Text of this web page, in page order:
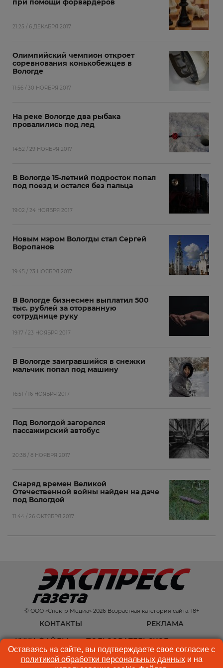
при помощи форвардеров
21:25 / 6 ДЕКАБРЯ 2017
Олимпийский чемпион откроет
соревнования конькобежцев в
Вологде
11:56 / 30 НОЯБРЯ 2017
На реке Вологде два рыбака
провалились под лед‍
14:52 / 29 НОЯБРЯ 2017
В Вологде 15-летний подросток попал
под поезд и остался без пальца
19:02 / 24 НОЯБРЯ 2017
Новым мэром Вологды‍ стал Сергей
Воропанов
19:45 / 23 НОЯБРЯ 2017
В Вологде бизнесмен выплатил 500
тыс. рублей за оторванную
сотруднице руку
19:17 / 23 НОЯБРЯ 2017
В Вологде заигравшийся в снежки
мальчик попал под машину
16:51 / 16 НОЯБРЯ 2017
Под Вологдой загорелся
пассажирский автобус
20:38 / 8 НОЯБРЯ 2017
Снаряд времен Великой
Отечественной войны найден на даче
под Вологдой
11:44 / 26 ОКТЯБРЯ 2017
© ООО «Спектр Медиа» 2026 Возрастная категория сайта: 18+
КОНТАКТЫ
РЕКЛАМА
КУКИ-ФАЙЛЫ
ПОЛЬЗОВАТЕЛЬСКОЕ
СОГЛАШЕНИЕ
Оставаясь на сайте, вы подтверждаете свое согласие с
политикой обработки персональных данныхи на